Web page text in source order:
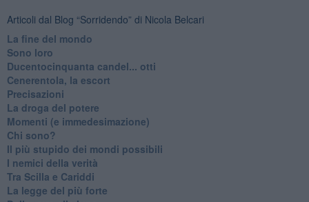
Articoli dal Blog “Sorridendo” di Nicola Belcari
La fine del mondo
Sono loro
Ducentocinquanta candel... otti
Cenerentola, la escort
Precisazioni
La droga del potere
Momenti (e immedesimazione)
Chi sono?
Il più stupido dei mondi possibili
I nemici della verità
Tra Scilla e Cariddi
La legge del più forte